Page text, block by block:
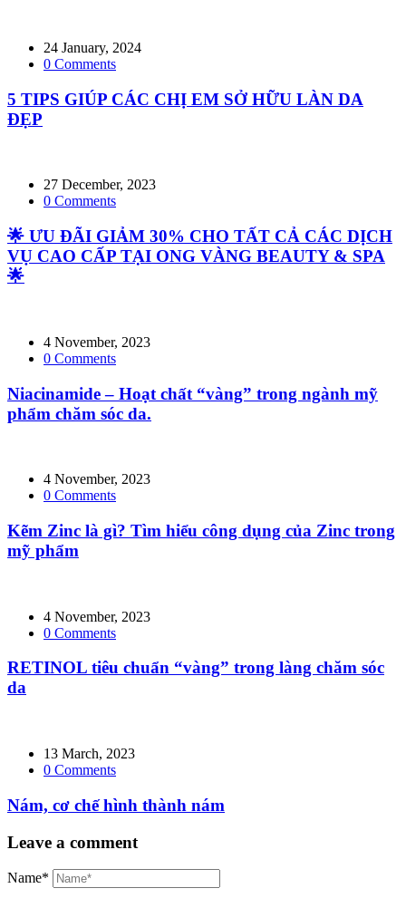
24 January, 2024
0 Comments
5 TIPS GIÚP CÁC CHỊ EM SỞ HỮU LÀN DA
ĐẸP
27 December, 2023
0 Comments
🌟 ƯU ĐÃI GIẢM 30% CHO TẤT CẢ CÁC DỊCH
VỤ CAO CẤP TẠI ONG VÀNG BEAUTY & SPA
🌟
4 November, 2023
0 Comments
Niacinamide – Hoạt chất “vàng” trong ngành mỹ
phẩm chăm sóc da.
4 November, 2023
0 Comments
Kẽm Zinc là gì? Tìm hiểu công dụng của Zinc trong
mỹ phẩm
4 November, 2023
0 Comments
RETINOL tiêu chuẩn “vàng” trong làng chăm sóc
da
13 March, 2023
0 Comments
Nám, cơ chế hình thành nám
Leave a comment
Name*